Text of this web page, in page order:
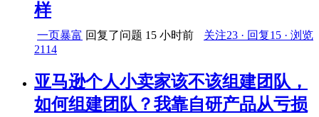
样
一页暴富 回复了问题 15 小时前
关注23 · 回复15 · 浏览
2114
亚马逊个人小卖家该不该组建团队，
如何组建团队？我靠自研产品从亏损